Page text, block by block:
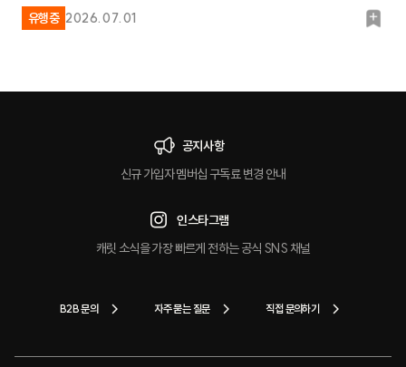
유행중 2026.07.01
북
공지사항
신규 가입자 멤버십 구독료 변경 안내
인스타그램
캐릿 소식을 가장 빠르게 전하는 공식 SNS 채널
B2B 문의 자주 묻는 질문 직접 문의하기